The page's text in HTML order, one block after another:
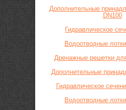
Дополнительные
DN100
Гидравлическое
Водоотводные
Дренажные решетки
Дополнительные
Гидравлическое
Водоотводные